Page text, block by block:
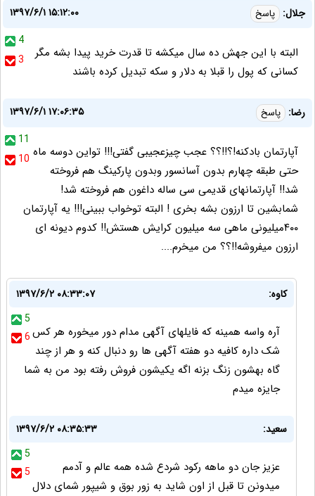
جلال: پاسخ
۱۳۹۷/۶/۱ ۱۵:۱۲:۰۰
4
3
البته با این جهش ده سال میکشه تا قدرت خرید پیدا بشه مگر
کسانی که پول را قبلا به دلار و سکه تبدیل کرده باشند
رضا: پاسخ
۱۳۹۷/۶/۱ ۱۷:۰۶:۳۵
11
10 آپارتمان بادکنه!؟!!؟؟ عجب چیزعجیبی گفتی!!! تواین دوسه ماه
حتی طبقه چهارم بدون آسانسور وبدون پارکینگ هم فروخته
شد!! آپارتمانهای قدیمی سی ساله داغون هم فروخته شد!
شمابشین تا ارزون بشه بخری ! البته توخواب ببینی!!! یه آپارتمان
۴۰۰میلیونی ماهی سه میلیون کرایش هستش!! کدوم دیونه ای
ارزون میفروشه!!؟؟ من میخرم....
کاوه:
۱۳۹۷/۶/۲ ۰۸:۳۳:۰۷
5
6آره واسه همینه که فایلهای آگهی مدام دور میخوره هر کس
شک داره کافیه دو هفته آگهی ها رو دنبال کنه و هر از چند
گاه بهشون زنگ بزنه اگه یکیشون فروش رفته بود من به شما
جایزه میدم
سعید:
۱۳۹۷/۶/۲ ۰۸:۳۵:۳۳
5
5
عزیز جان دو ماهه رکود شردع شده همه عالم و آدمم
میدونن تا قبل از اون شاید به زور بوق و شیپور شمای دلال